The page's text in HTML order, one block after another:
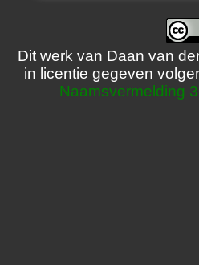
Dit werk van Daan van
in licentie gegeven
Naamsvermelding